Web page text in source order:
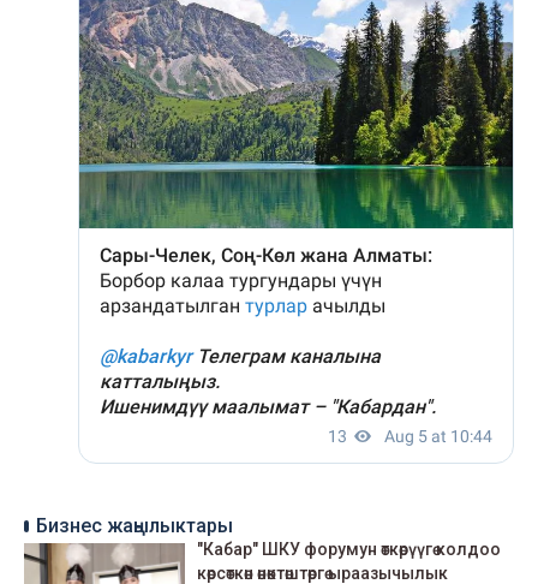
Бизнес жаңылыктары
"Кабар" ШКУ форумун өткөрүүгө колдоо
көрсөткөн өнөктөштөргө ыраазычылык